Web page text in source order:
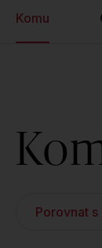
Komu
Porovnat